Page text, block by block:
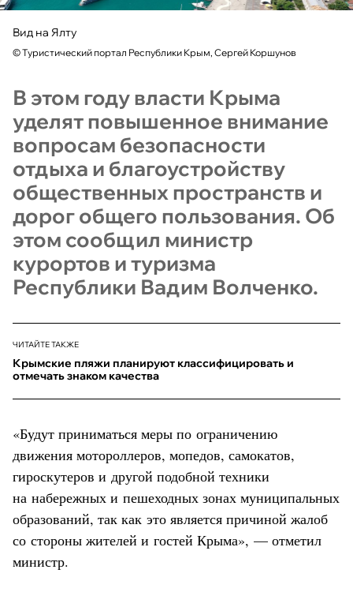
Вид на Ялту
©Туристический портал Республики Крым, Сергей Коршунов
В этом году власти Крыма
уделят повышенное внимание
вопросам безопасности
отдыха и благоустройству
общественных пространств и
дорог общего пользования. Об
этом сообщил министр
курортов и туризма
Республики Вадим Волченко.
ЧИТАЙТЕ ТАКЖЕ
Крымские пляжи планируют классифицировать и
отмечать знаком качества
«Будут приниматься меры по ограничению
движения мотороллеров, мопедов, самокатов,
гироскутеров и другой подобной техники
на набережных и пешеходных зонах муниципальных
образований, так как это является причиной жалоб
со стороны жителей и гостей Крыма», — отметил
министр.